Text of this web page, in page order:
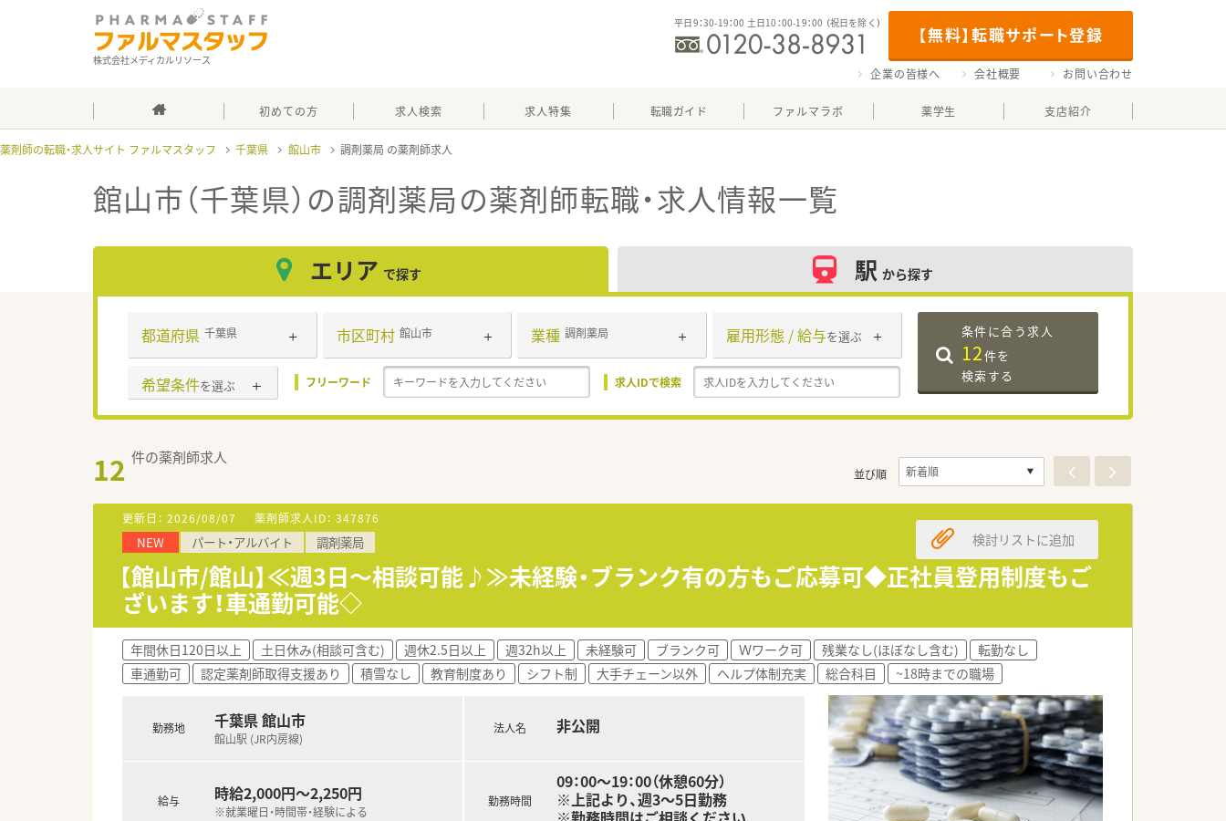
株式会社メディカルリソース
【無料】転職サポート登録
平日9：30-19：00 土日10：00-19：00 （祝日を除く）
企業の皆様へ 会社概要 お問い合わせ
初めての方 求人検索 求人特集 転職ガイド ファルマラボ 薬学生 支店紹介
薬剤師の転職・求人サイト ファルマスタッフ 千葉県 館山市 調剤薬局
館山市（千葉県）の調剤薬局の薬剤師転職・求人情報一覧
エリア で探す 駅 から探す
都道府県 千葉県 市区町村 館山市 業種 調剤薬局 雇用形態 / 給与を選ぶ
希望条件を選ぶ フリーワード 求人IDで検索
条件に合う求人
12件を
検索する
12 件の薬剤師求人
並び順
更新日： 2026/08/07 薬剤師求人ID： 347876
NEW パート・アルバイト 調剤薬局
【館山市/館山】≪週3日～相談可能♪≫未経験・ブランク有の方もご応募可◆正社員登用制度もご
ざいます！車通勤可能◇
検討リストに追加
年間休日120日以上 土日休み(相談可含む) 週休2.5日以上 週32h以上 未経験可 ブランク可 Ｗワーク可 残業なし(ほぼなし含む)
転勤なし
車通勤可
認定薬剤師取得支援あり 積雪なし 教育制度あり シフト制 大手チェーン以外 ヘルプ体制充実 総合科目 ~18時までの職場
勤務地 千葉県 館山市
館山駅 (JR内房線)
給与 時給2,000円～2,250円
※就業曜日・時間帯・経験による
法人名 非公開
勤務時間
09：00～19：00（休憩60分）
※上記より、週3～5日勤務